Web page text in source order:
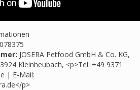
: JOSERA Petfood GmbH & Co. KG,
Kleinheubach, <p>Tel: +49 9371
| E-Mail:
</p>